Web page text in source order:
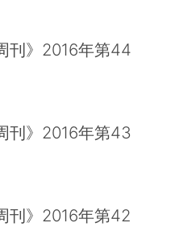
刊》2016年第44
刊》2016年第43
刊》2016年第42